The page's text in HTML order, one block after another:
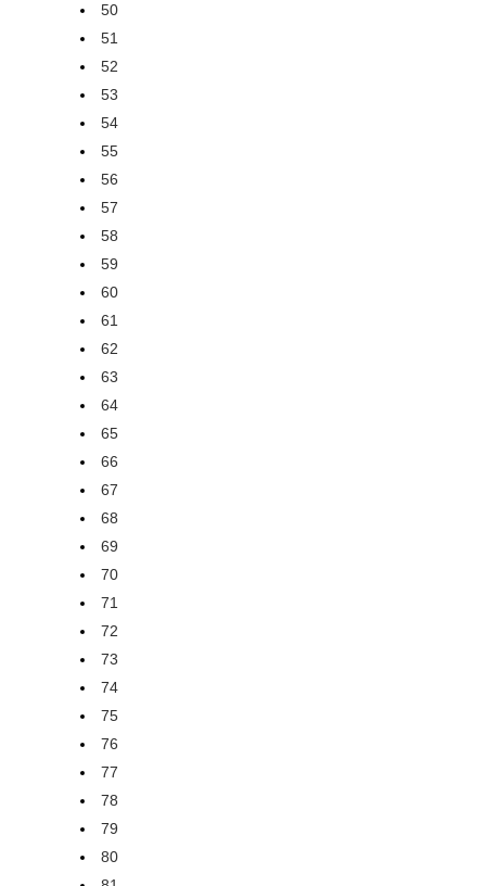
50
51
52
53
54
55
56
57
58
59
60
61
62
63
64
65
66
67
68
69
70
71
72
73
74
75
76
77
78
79
80